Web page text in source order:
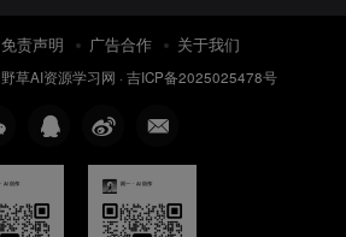
免责声明 广告合作 关于我们
野草AI资源学习网 · 吉ICP备2025025478号